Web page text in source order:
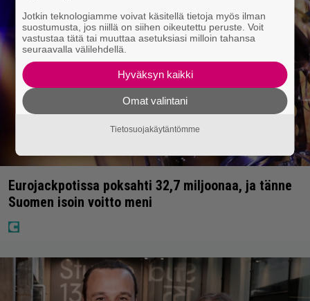
Eurojackpotissa poksahti 32,7 miljoonaa, ja tänne
Suomen isoin voitto meni
Jotkin teknologiamme voivat käsitellä tietoja myös ilman
suostumusta, jos niillä on siihen oikeutettu peruste. Voit
vastustaa tätä tai muuttaa asetuksiasi milloin tahansa
seuraavalla välilehdellä.
Hyväksyn kaikki
Omat valintani
Tietosuojakäytäntömme